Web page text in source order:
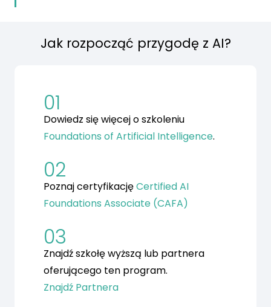
Jak rozpocząć przygodę z AI?
01
Dowiedz się więcej o szkoleniu
Foundations of Artificial Intelligence.
02
Poznaj certyfikacjęCertified AI
Foundations Associate (CAFA)
03
Znajdź szkołę wyższą lub partnera
oferującego ten program.
Znajdź Partnera